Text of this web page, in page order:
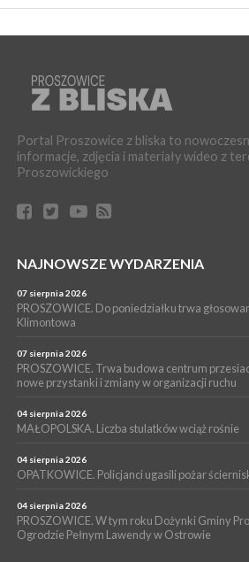
POWIAT PROSZOWICKI. Na dziś
WYDARZENIA
21 lipca 2026
PROSZOWICE. Dzień Otwarty z okazji
WYDARZENIA
17 lipca 2026
bezpłatne warsztaty realizowane w
[ZDJĘCIA]
16 lipca 2026
Pałecznicy będą obsługiwani w
WYDARZENIA
PROSZOWICE. W parku Warsztaty
NOC CIEM
15 lipca 2026
PROSZOWICE. Już za tydzień kolejne
Portal Proszowice z bliska to
informacje, zdjęcia i materiały wideo z
Proszowickiego
NAJNOWSZE WYDARZENIA
07 sierpnia 2026
PROSZOWICE. Do poniedziałku trwa
Klimontowa
07 sierpnia 2026
PROSZOWICE. Trwa budowa centrum
nowe przystanki i zmiany w organizacji ruchu
04 sierpnia 2026
MAŁOPOLSKA. Liczba stulatków wciąż rośnie
04 sierpnia 2026
OPATKOWICE. Policjanci ugasili pożar
04 sierpnia 2026
PROSZOWICE. W tym roku Dożynki Gminy
Ogrodzie Pełnym Lawendy w Ostrowie